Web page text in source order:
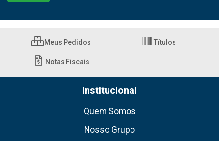
Meus Pedidos Títulos
Notas Fiscais
Institucional
Quem Somos
Nosso Grupo